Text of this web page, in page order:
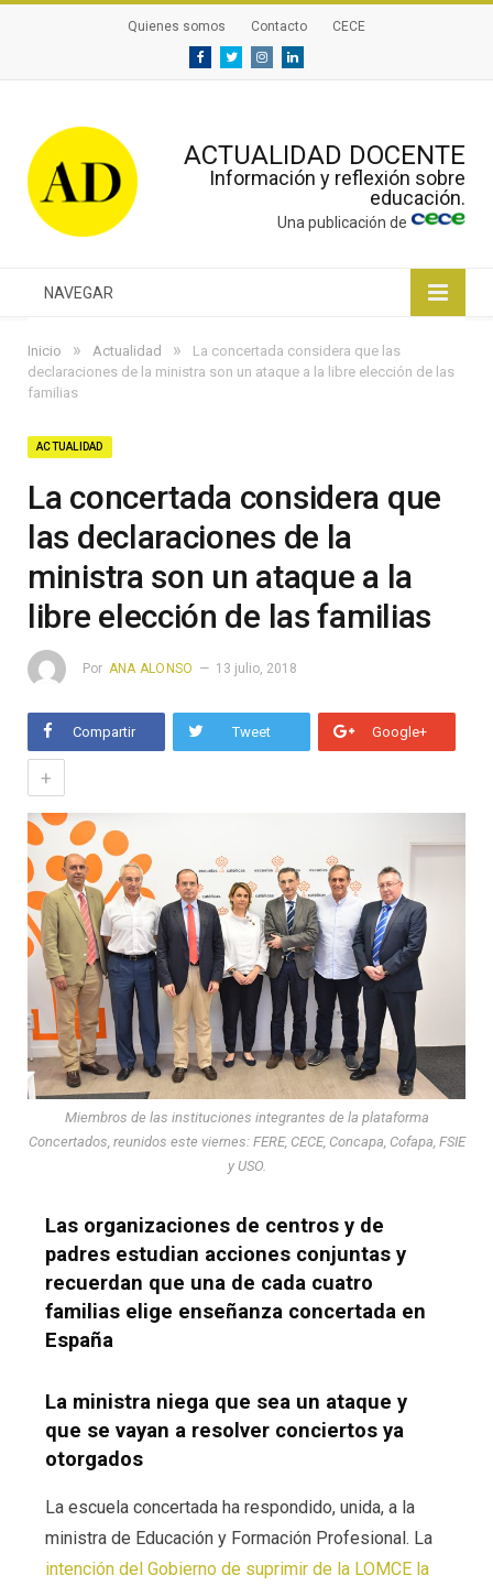
Quienes somos Contacto CECE
FacebookTwitterInstagramLinkedin
ACTUALIDAD DOCENTE
Información y reflexión sobre
educación.
Una publicación de
NAVEGAR
Inicio » Actualidad »
La concertada considera que las
declaraciones de la ministra son un ataque a la libre elección de las
familias
ACTUALIDAD
La concertada considera que
las declaraciones de la
ministra son un ataque a la
libre elección de las familias
Por ANA ALONSO 13 julio, 2018
Compartir Tweet Google+
+
Miembros de las instituciones integrantes de la plataforma
Concertados, reunidos este viernes: FERE, CECE, Concapa, Cofapa, FSIE
y USO.
Las organizaciones de centros y de
padres estudian acciones conjuntas y
recuerdan que una de cada cuatro
familias elige enseñanza concertada en
España
La ministra niega que sea un ataque y
que se vayan a resolver conciertos ya
otorgados
La escuela concertada ha respondido, unida, a la
ministra de Educación y Formación Profesional. La
intención del Gobierno de suprimir de la LOMCE la